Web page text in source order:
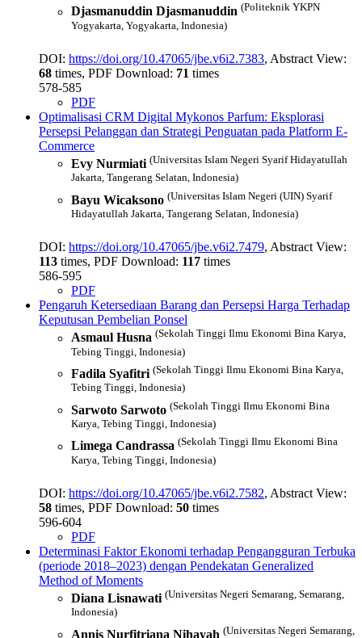
Djasmanuddin Djasmanuddin (Politeknik YKPN
Yogyakarta, Yogyakarta, Indonesia)
DOI: https://doi.org/10.47065/jbe.v6i2.7383, Abstract View:
68 times, PDF Download: 71 times
578-585
PDF
Optimalisasi CRM Digital Mykonos Parfum: Eksplorasi
Persepsi Pelanggan dan Strategi Penguatan pada Platform E-
Commerce
Evy Nurmiati (Universitas Islam Negeri Syarif Hidayatullah
Jakarta, Tangerang Selatan, Indonesia)
Bayu Wicaksono (Universitas Islam Negeri (UIN) Syarif
Hidayatullah Jakarta, Tangerang Selatan, Indonesia)
DOI: https://doi.org/10.47065/jbe.v6i2.7479, Abstract View:
113 times, PDF Download: 117 times
586-595
PDF
Pengaruh Ketersediaan Barang dan Persepsi Harga Terhadap
Keputusan Pembelian Ponsel
Asmaul Husna (Sekolah Tinggi Ilmu Ekonomi Bina Karya,
Tebing Tinggi, Indonesia)
Fadila Syafitri (Sekolah Tinggi Ilmu Ekonomi Bina Karya,
Tebing Tinggi, Indonesia)
Sarwoto Sarwoto (Sekolah Tinggi Ilmu Ekonomi Bina
Karya, Tebing Tinggi, Indonesia)
Limega Candrassa (Sekolah Tinggi Ilmu Ekonomi Bina
Karya, Tebing Tinggi, Indonesia)
DOI: https://doi.org/10.47065/jbe.v6i2.7582, Abstract View:
58 times, PDF Download: 50 times
596-604
PDF
Determinasi Faktor Ekonomi terhadap Pengangguran Terbuka
(periode 2018–2023) dengan Pendekatan Generalized
Method of Moments
Diana Lisnawati (Universitas Negeri Semarang, Semarang,
Indonesia)
Annis Nurfitriana Nihayah (Universitas Negeri Semarang,